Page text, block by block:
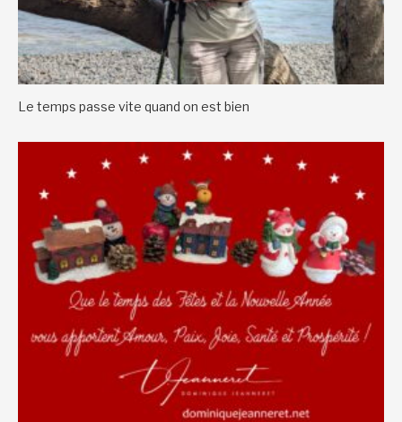
Le temps passe vite quand on est bien